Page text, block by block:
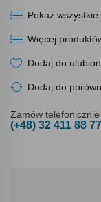
Pokaż
Więcej
Dodaj do
Dodaj do
Zamów telefonicznie
(+48) 32 411 88 77